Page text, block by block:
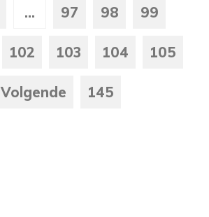
... 97 98 99
102 103 104 105
Volgende 145